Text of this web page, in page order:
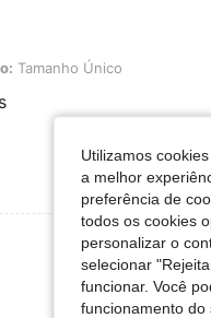
Único
Tamanho Único
Ver Mais
Utilizamos
a melhor
preferência de
todos os cookies
personalizar o
selecionar
funcionar. Você
funcionamento do